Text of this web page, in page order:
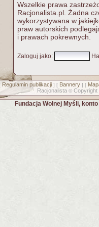
Wszelkie prawa
Racjonalista.pl. Żadna
wykorzystywana w
praw autorskich
i prawach pokrewnych.
Zaloguj jako:
[ Regulamin publikacji] [ Bannery] [
Racjonalista © Copyright
Fundacja Wolnej Myśli,